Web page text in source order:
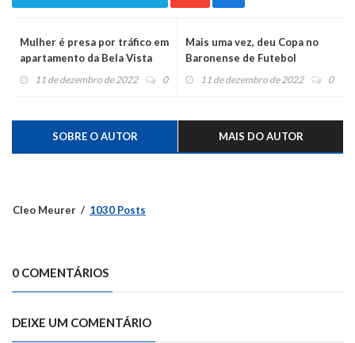
Mulher é presa por tráfico em
apartamento da Bela Vista
11 de dezembro de 2022 0
Mais uma vez, deu Copa no
Baronense de Futebol
11 de dezembro de 2022 0
SOBRE O AUTOR MAIS DO AUTOR
Cleo Meurer 1030 Posts
0 COMENTÁRIOS
DEIXE UM COMENTÁRIO